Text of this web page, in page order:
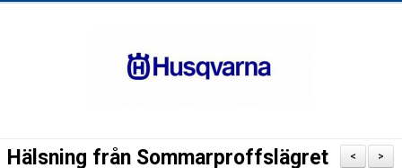
>
<
Hälsning från Sommarproffslägret